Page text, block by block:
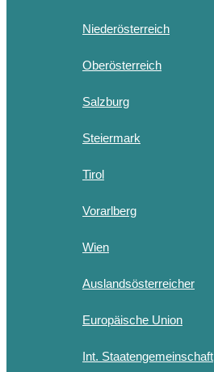
Niederösterreich
Oberösterreich
Salzburg
Steiermark
Tirol
Vorarlberg
Wien
Auslandsösterreicher
Europäische Union
Int. Staatengemeinschaft